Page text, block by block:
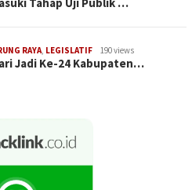
RAYA, LEGISLATIF 190 views
Jadi Ke-24 Kabupaten…